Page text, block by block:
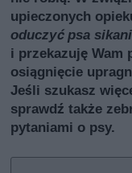
upieczonych
oduczyć psa
i przekazuję Wam
osiągnięcie
Jeśli szukasz
sprawdź także
pytaniami o psy.